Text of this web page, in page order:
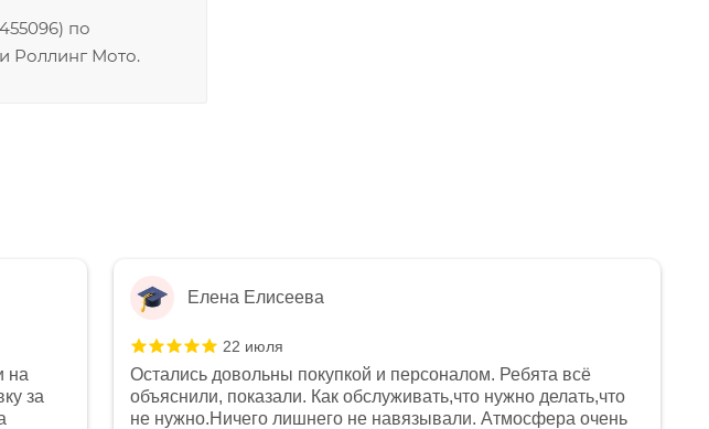
по
Роллинг Мото.
на
за
Елена Елисеева
22 июля
Остались довольны покупкой и персоналом. Ребята всё
объяснили, показали. Как обслуживать,что нужно делать,что
не нужно.Ничего лишнего не навязывали. Атмосфера очень